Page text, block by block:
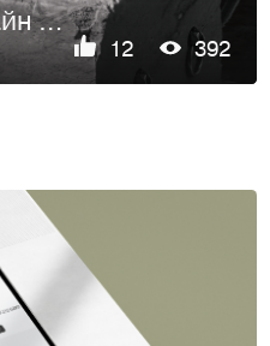
Торгпласт. Редизайн сайта производителя пенопласта.
12 392